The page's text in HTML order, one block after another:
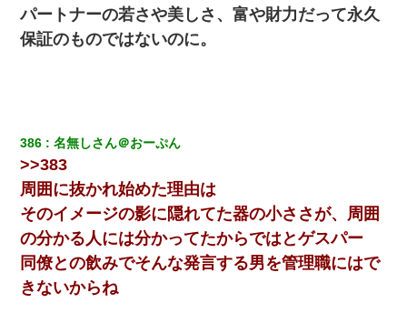
この母親は娘の黒歴史を掘り出さないと死ぬんか？ 死ぬんか？
放置子が病院送りになったらしい → 俺（二度と帰ってくるなよ…
嫁を半身不随にしやがった恨みは、正直こんなもんじゃ晴れな
い）
結婚生活10ヶ月目で嫁から一方的に「もう冷めた」と離婚切り出
された
隣室のお婆ちゃん「下階からの異臭に困ってる、今もすっごく臭
い」私「変だなあ～なにも臭わないよ」→ その後。警察『絶対に
窓とドアを開けないで』
パートナーの若さや美しさ、富や財力だって永久
保証のものではないのに。
386 名無しさん＠おーぷん
>>383
周囲に抜かれ始めた理由は
そのイメージの影に隠れてた器の小ささが、周囲
の分かる人には分かってたからではとゲスパー
同僚との飲みでそんな発言する男を管理職にはで
きないからね